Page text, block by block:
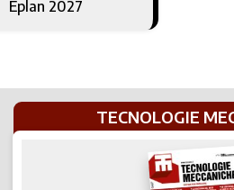
Eplan 2027
TECNOLOGIE